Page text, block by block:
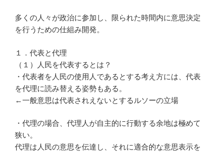
多くの人々が政治に参加し、限られた時間内に意思決定
を行うための仕組み開発。
１．代表と代理
（１）人民を代表するとは？
・代表者を人民の使用人であるとする考え方には、代表
を代理に読み替える姿勢もある。
←一般意思は代表されえないとするルソーの立場
・代理の場合、代理人が自主的に行動する余地は極めて
狭い。
代理は人民の意思を伝達し、それに適合的な意思表示を